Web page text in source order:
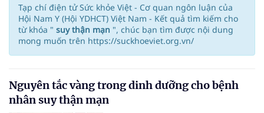
Tạp chí điện tử Sức khỏe Việt - Cơ quan ngôn luận của
Hội Nam Y (Hội YDHCT) Việt Nam - Kết quả tìm kiếm cho
từ khóa " suy thận mạn ", chúc bạn tìm được nội dung
mong muốn trên https://suckhoeviet.org.vn/
Nguyên tắc vàng trong dinh dưỡng cho bệnh
nhân suy thận mạn